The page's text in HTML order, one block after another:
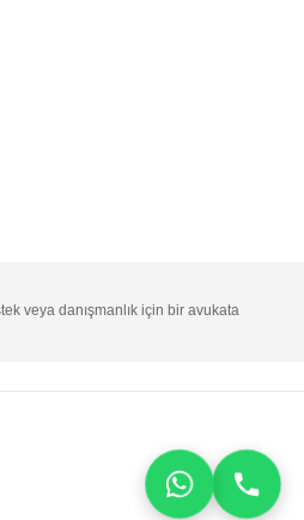
veya danışmanlık için bir avukata